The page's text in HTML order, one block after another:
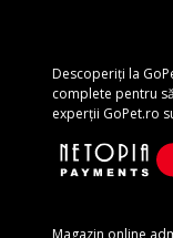
Descoperiți la
complete pentru
experții GoPet.ro
Magazin online